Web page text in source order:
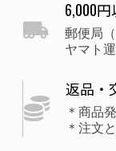
6,000
郵便局
ヤマト
返品・
＊商品
＊注文